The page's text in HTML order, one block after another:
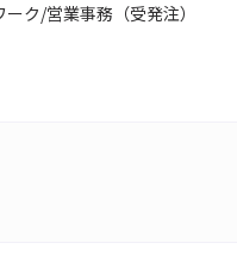
ク/営業事務（受発注）